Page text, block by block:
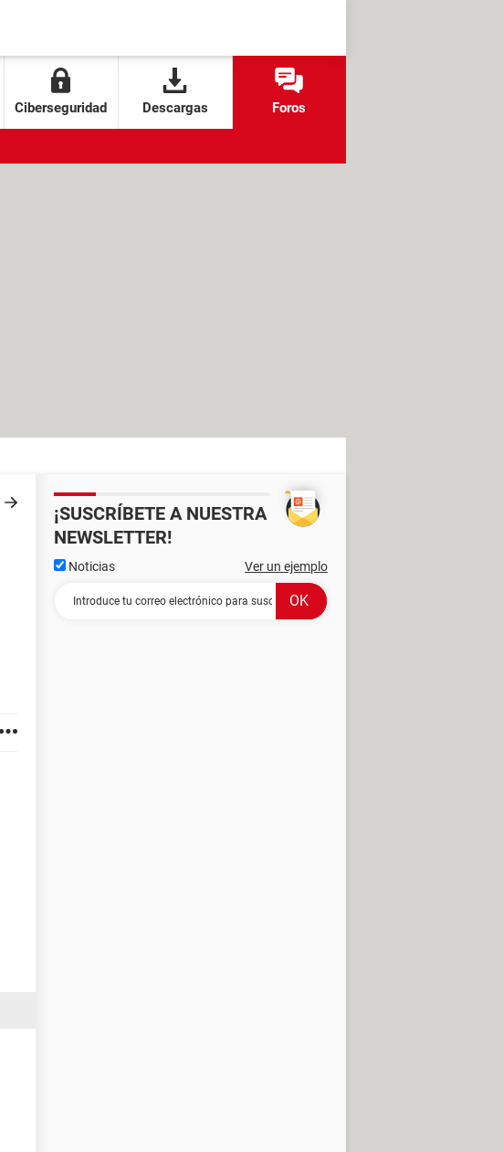
Ciberseguridad Descargas Foros
¡SUSCRÍBETE A NUESTRA
NEWSLETTER!
Noticias Ver un ejemplo